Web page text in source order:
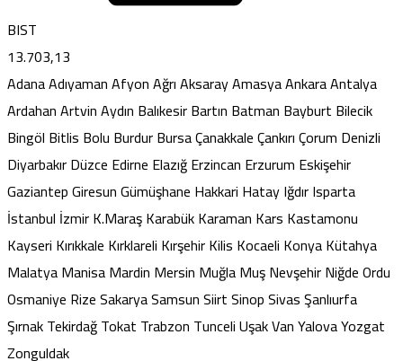
BIST
13.703,13
AdanaAdıyamanAfyonAğrıAksarayAmasyaAnkaraAntalya
ArdahanArtvinAydın BalıkesirBartın Batman Bayburt Bilecik
Bingöl Bitlis Bolu BurdurBursaÇanakkaleÇankırıÇorum Denizli
DiyarbakırDüzce Edirne ElazığErzincan Erzurum Eskişehir
GaziantepGiresunGümüşhane Hakkari HatayIğdırIsparta
İstanbul İzmirK.MaraşKarabükKaraman Kars Kastamonu
Kayseri Kırıkkale Kırklareli KırşehirKilis Kocaeli KonyaKütahya
MalatyaManisaMardin Mersin MuğlaMuşNevşehirNiğdeOrdu
Osmaniye RizeSakaryaSamsunSiirtSinopSivasŞanlıurfa
ŞırnakTekirdağTokat Trabzon TunceliUşakVanYalovaYozgat
Zonguldak